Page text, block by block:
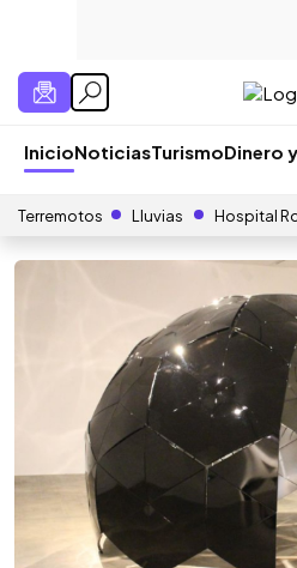
InicioNoticiasTurismoDinero
Terremotos Lluvias Hospital